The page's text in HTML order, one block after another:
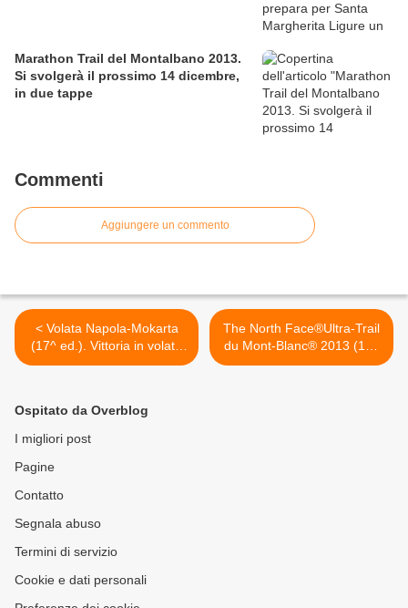
Marathon Trail del Montalbano 2013.
Si svolgerà il prossimo 14 dicembre,
in due tappe
Commenti
Aggiungere un commento
< Volata Napola-Mokarta
(17^ ed.). Vittoria in volata
del kenyano Thomas
The North Face®Ultra-Trail
du Mont-Blanc® 2013 (11^
ed.). Ed ecco i primi
Ospitato da Overblog
I migliori post
Pagine
Contatto
Segnala abuso
Termini di servizio
Cookie e dati personali